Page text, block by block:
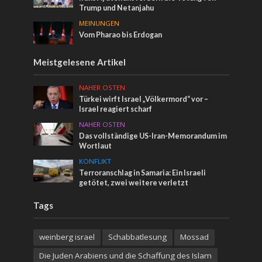
Trump und Netanjahu
MEINUNGEN
Vom Pharao bis Erdogan
Meistgelesene Artikel
NAHER OSTEN
Türkei wirft Israel „Völkermord“ vor –
Israel reagiert scharf
NAHER OSTEN
Das vollständige US-Iran-Memorandum im
Wortlaut
KONFLIKT
Terroranschlag in Samaria: Ein Israeli
getötet, zwei weitere verletzt
Tags
weinberg israel Schabbatlesung
Mossad
Die Juden Arabiens und die Schaffung des Islam